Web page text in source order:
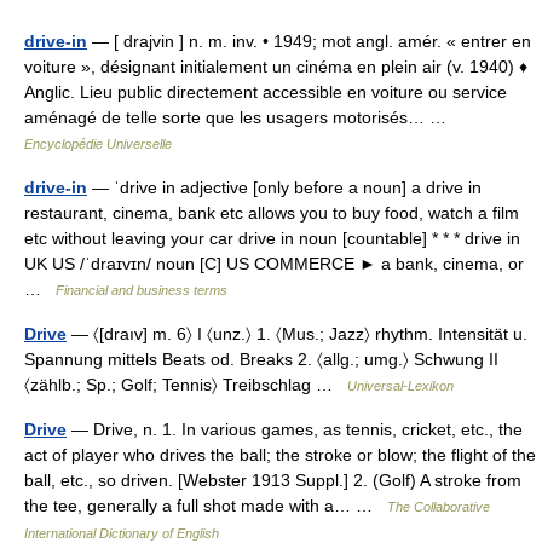
drive-in — [ drajvin ] n. m. inv. • 1949; mot angl. amér. « entrer en
voiture », désignant initialement un cinéma en plein air (v. 1940) ♦
Anglic. Lieu public directement accessible en voiture ou service
aménagé de telle sorte que les usagers motorisés… …
Encyclopédie Universelle
drive-in — ˈdrive in adjective [only before a noun] a drive in
restaurant, cinema, bank etc allows you to buy food, watch a film
etc without leaving your car drive in noun [countable] * * * drive in
UK US /ˈdraɪvɪn/ noun [C] US COMMERCE ► a bank, cinema, or
Financial and business terms
Drive — 〈[draıv] m. 6〉 I 〈unz.〉 1. 〈Mus.; Jazz〉 rhythm. Intensität u.
Spannung mittels Beats od. Breaks 2. 〈allg.; umg.〉 Schwung II
〈zählb.; Sp.; Golf; Tennis〉 Treibschlag …
Universal-Lexikon
Drive — Drive, n. 1. In various games, as tennis, cricket, etc., the
act of player who drives the ball; the stroke or blow; the flight of the
ball, etc., so driven. [Webster 1913 Suppl.] 2. (Golf) A stroke from
the tee, generally a full shot made with a… …
The Collaborative
International Dictionary of English